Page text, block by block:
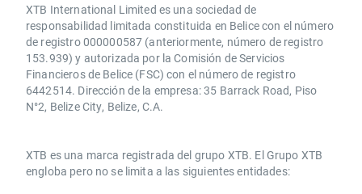
XTB International Limited es una sociedad de
responsabilidad limitada constituida en Belice con el número
de registro 000000587 (anteriormente, número de registro
153.939) y autorizada por la Comisión de Servicios
Financieros de Belice (FSC) con el número de registro
6442514. Dirección de la empresa: 35 Barrack Road, Piso
N°2, Belize City, Belize, C.A.
​​XTB es una marca registrada del grupo XTB. El Grupo XTB
engloba pero no se limita a las siguientes entidades: